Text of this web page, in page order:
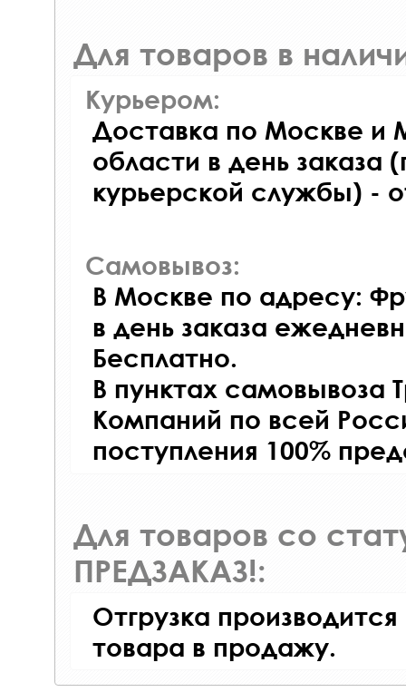
Для товаров в
Курьером:
Доставка по Москве и
области в день заказа
курьерской службы) -
Самовывоз:
В Москве по адресу:
в день заказа
Бесплатно.
В пунктах самовывоза
Компаний по всей
поступления 100%
Для товаров со
ПРЕДЗАКАЗ!:
Отгрузка
товара в продажу.